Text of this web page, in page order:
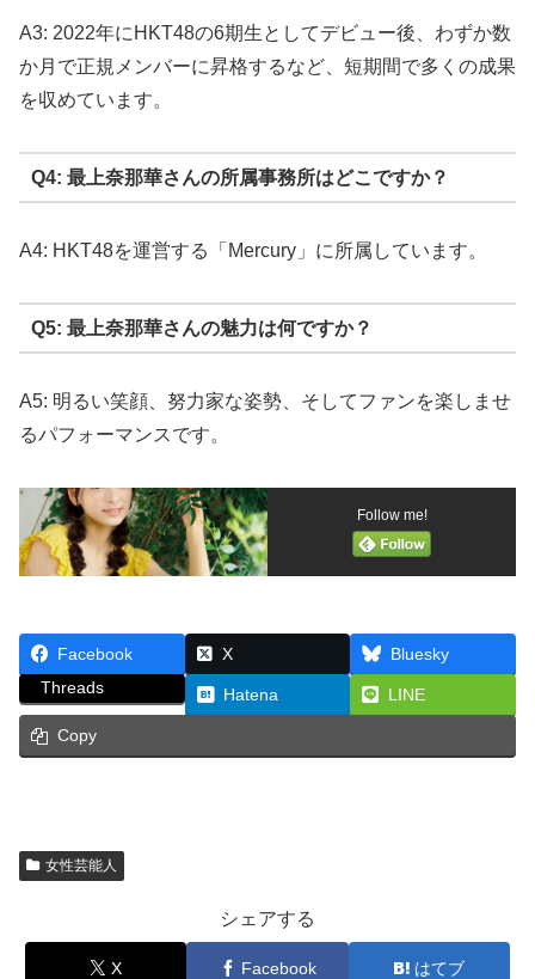
A3: 2022年にHKT48の6期生としてデビュー後、わずか数
か月で正規メンバーに昇格するなど、短期間で多くの成果
を収めています。
Q4: 最上奈那華さんの所属事務所はどこですか？
A4: HKT48を運営する「Mercury」に所属しています。
Q5: 最上奈那華さんの魅力は何ですか？
A5: 明るい笑顔、努力家な姿勢、そしてファンを楽しませ
るパフォーマンスです。
Follow me!
Facebook X
Bluesky
Threads
Hatena LINE
Copy
女性芸能人
シェアする
X Facebook はてブ